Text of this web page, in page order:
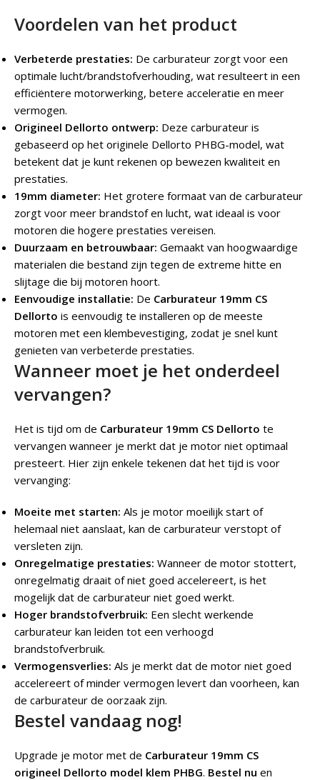
Voordelen van het product
Verbeterde prestaties: De carburateur zorgt voor een
optimale lucht/brandstofverhouding, wat resulteert in een
efficiëntere motorwerking, betere acceleratie en meer
vermogen.
Origineel Dellorto ontwerp: Deze carburateur is
gebaseerd op het originele Dellorto PHBG-model, wat
betekent dat je kunt rekenen op bewezen kwaliteit en
prestaties.
19mm diameter: Het grotere formaat van de carburateur
zorgt voor meer brandstof en lucht, wat ideaal is voor
motoren die hogere prestaties vereisen.
Duurzaam en betrouwbaar: Gemaakt van hoogwaardige
materialen die bestand zijn tegen de extreme hitte en
slijtage die bij motoren hoort.
Eenvoudige installatie: De Carburateur 19mm CS
Dellorto is eenvoudig te installeren op de meeste
motoren met een klembevestiging, zodat je snel kunt
genieten van verbeterde prestaties.
Wanneer moet je het onderdeel
vervangen?
Het is tijd om de Carburateur 19mm CS Dellorto te
vervangen wanneer je merkt dat je motor niet optimaal
presteert. Hier zijn enkele tekenen dat het tijd is voor
vervanging:
Moeite met starten: Als je motor moeilijk start of
helemaal niet aanslaat, kan de carburateur verstopt of
versleten zijn.
Onregelmatige prestaties: Wanneer de motor stottert,
onregelmatig draait of niet goed accelereert, is het
mogelijk dat de carburateur niet goed werkt.
Hoger brandstofverbruik: Een slecht werkende
carburateur kan leiden tot een verhoogd
brandstofverbruik.
Vermogensverlies: Als je merkt dat de motor niet goed
accelereert of minder vermogen levert dan voorheen, kan
de carburateur de oorzaak zijn.
Bestel vandaag nog!
Upgrade je motor met de Carburateur 19mm CS
origineel Dellorto model klem PHBG. Bestel nu en